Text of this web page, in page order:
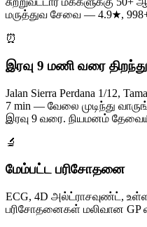
மருத்துவ சேவை — 4.9★,
⏰
இரவு 9 மணி வரை திறந்து
Jalan Sierra Perdana 1/12,
7 min — வேலை முடிந்து
இரவு 9 வரை. நியமனம்
🔬
மேம்பட்ட பரிசோதனை
ECG, 4D அல்ட்ராசவுண்ட்,
பரிசோதனைகள் மலிவான GP